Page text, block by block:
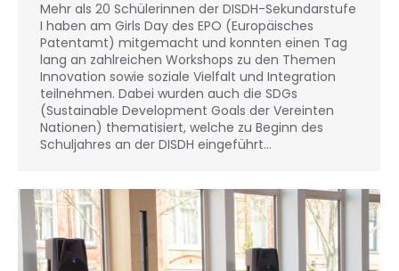
Mehr als 20 Schülerinnen der DISDH-Sekundarstufe
I haben am Girls Day des EPO (Europäisches
Patentamt) mitgemacht und konnten einen Tag
lang an zahlreichen Workshops zu den Themen
Innovation sowie soziale Vielfalt und Integration
teilnehmen. Dabei wurden auch die SDGs
(Sustainable Development Goals der Vereinten
Nationen) thematisiert, welche zu Beginn des
Schuljahres an der DISDH eingeführt…